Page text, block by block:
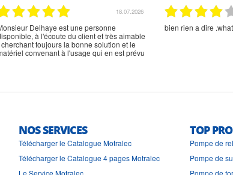
18.07.2026
Delhaye est une personne
à l'écoute du client et très aimable
toujours la bonne solution et le
convenant à l'usage qui en est prévu
bien rien a dire
NOS SERVICES
Télécharger le Catalogue Motralec
Télécharger le Catalogue 4 pages Motralec
Le Service Motralec
TOP
Pompe de
Pompe de
Pompe de